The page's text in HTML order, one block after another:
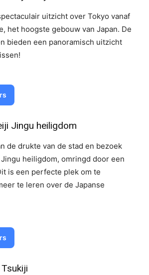
uitzicht over Tokyo vanaf
het hoogste gebouw van Japan. De
bieden een panoramisch uitzicht
Jingu heiligdom
de drukte van de stad en bezoek
heiligdom, omringd door een
is een perfecte plek om te
te leren over de Japanse